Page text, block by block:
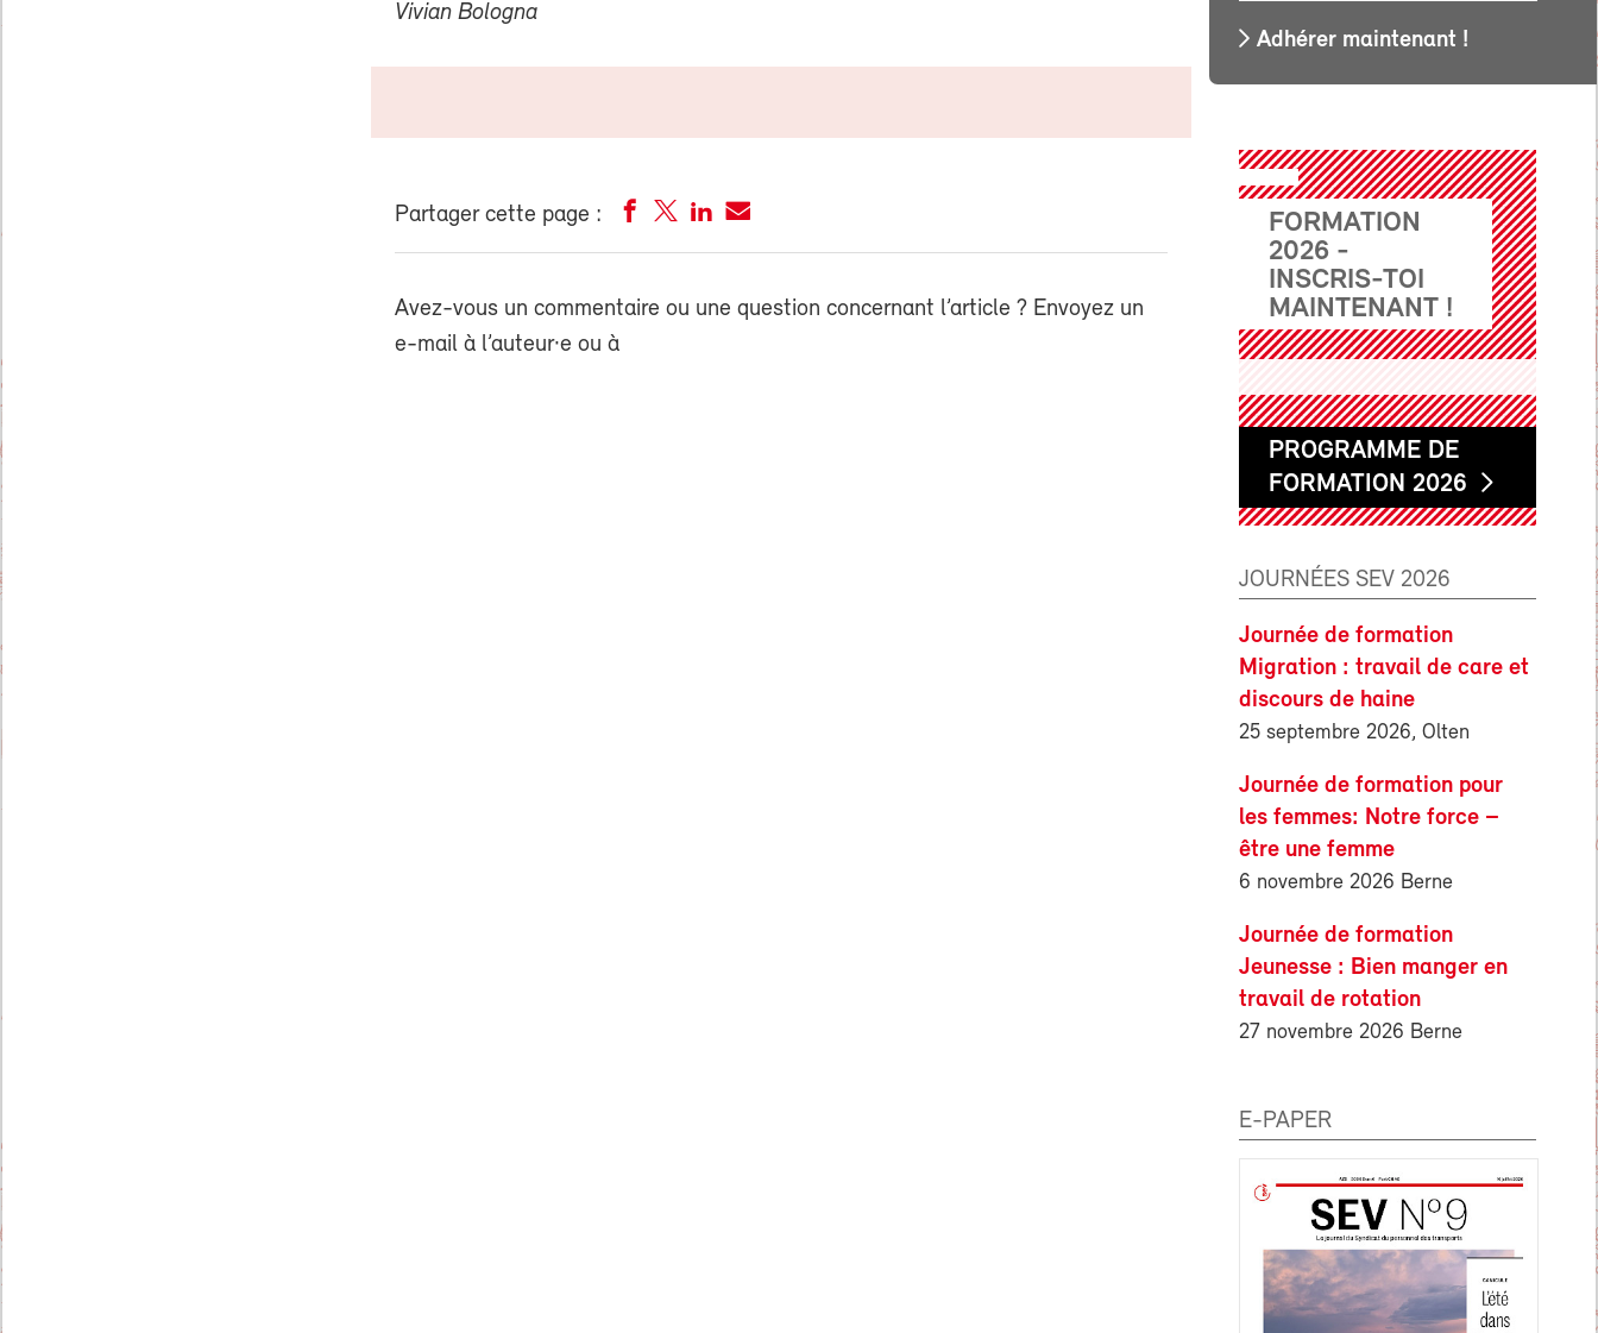
Vivian Bologna
Partager cette page :
Avez-vous un commentaire ou une question concernant l’article ? Envoyez un
e-mail à l’auteur·e ou à
Adhérer maintenant !
FORMATION
2026 -
INSCRIS-TOI
MAINTENANT !
PROGRAMME DE
FORMATION 2026
JOURNÉES SEV 2026
Journée de formation
Migration : travail de care et
discours de haine
25 septembre 2026, Olten
Journée de formation pour
les femmes: Notre force –
être une femme
6 novembre 2026 Berne
Journée de formation
Jeunesse : Bien manger en
travail de rotation
27 novembre 2026 Berne
E-PAPER